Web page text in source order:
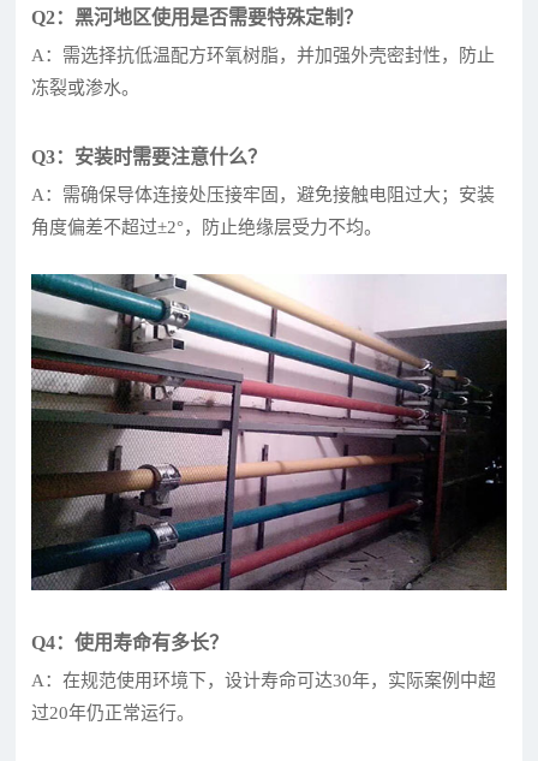
Q2：黑河地区使用是否需要特殊定制？
A：需选择抗低温配方环氧树脂，并加强外壳密封性，防止
冻裂或渗水。
Q3：安装时需要注意什么？
A：需确保导体连接处压接牢固，避免接触电阻过大；安装
角度偏差不超过±2°，防止绝缘层受力不均。
Q4：使用寿命有多长？
A：在规范使用环境下，设计寿命可达30年，实际案例中超
过20年仍正常运行。